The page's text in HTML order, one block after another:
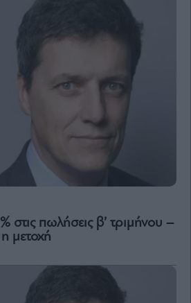
στις πωλήσεις β’ τριμήνου –
μετοχή